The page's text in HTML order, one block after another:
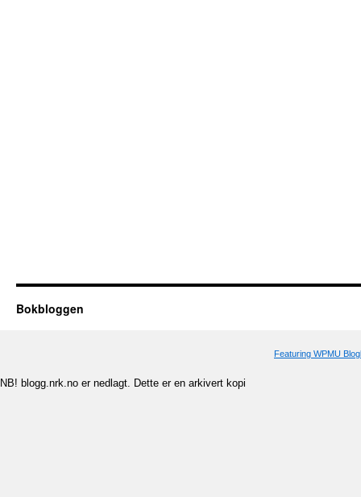
Bokbloggen
Featuring WPMU
NB! blogg.nrk.no er nedlagt. Dette er en arkivert kopi